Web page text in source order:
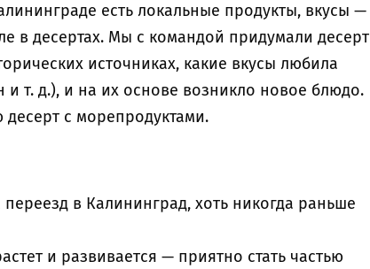
есть локальные продукты, вкусы —
в десертах. Мы с командой придумали десерт
источниках, какие вкусы любила
т. д.), и на их основе возникло новое блюдо.
с морепродуктами.
в Калининград, хоть никогда раньше
и развивается — приятно стать частью